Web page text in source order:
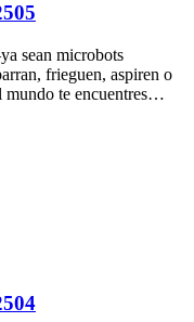
sean microbots
frieguen, aspiren o
te encuentres…